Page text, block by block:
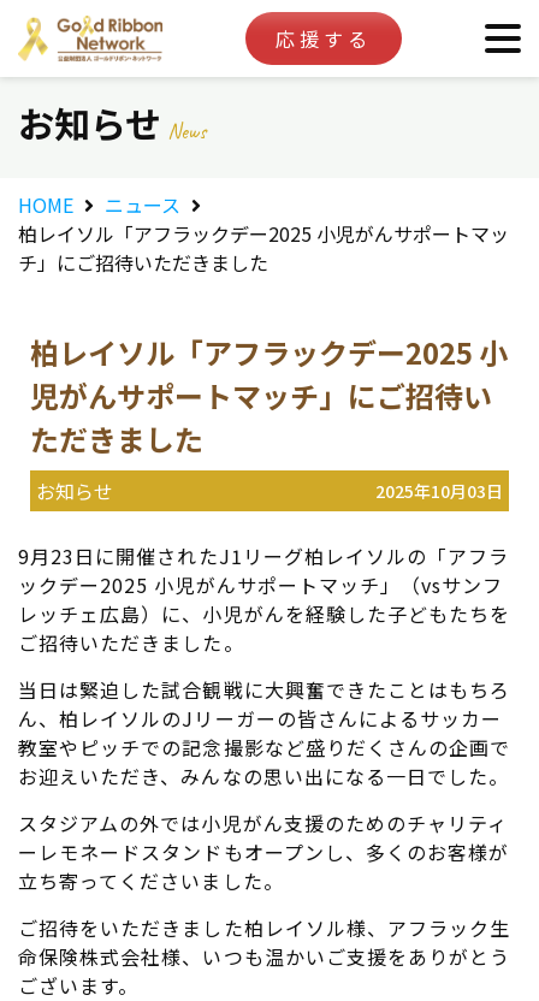
応援する
お知らせ News
HOME
ニュース
柏レイソル「アフラックデー2025 小児がんサポートマッ
チ」にご招待いただきました
柏レイソル「アフラックデー2025 小
児がんサポートマッチ」にご招待い
ただきました
お知らせ 2025年10月03日
9月23日に開催されたJ1リーグ柏レイソルの「アフラ
ックデー2025 小児がんサポートマッチ」（vsサンフ
レッチェ広島）に、小児がんを経験した子どもたちを
ご招待いただきました。
当日は緊迫した試合観戦に大興奮できたことはもちろ
ん、柏レイソルのJリーガーの皆さんによるサッカー
教室やピッチでの記念撮影など盛りだくさんの企画で
お迎えいただき、みんなの思い出になる一日でした。
スタジアムの外では小児がん支援のためのチャリティ
ーレモネードスタンドもオープンし、多くのお客様が
立ち寄ってくださいました。
ご招待をいただきました柏レイソル様、アフラック生
命保険株式会社様、いつも温かいご支援をありがとう
ございます。